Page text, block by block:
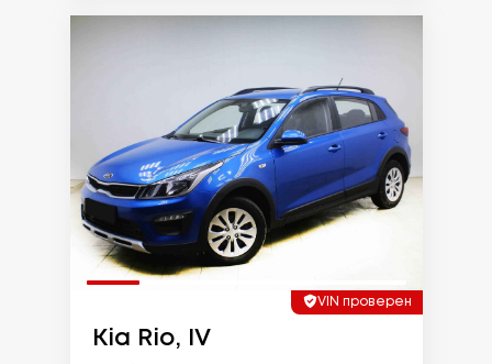
VIN проверен
Kia Rio, IV